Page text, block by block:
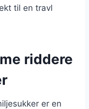
til en travl
riddere
er en